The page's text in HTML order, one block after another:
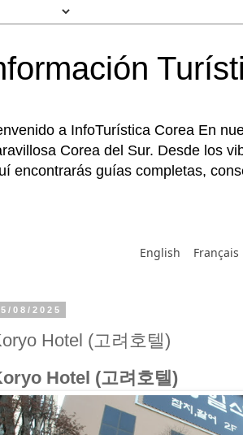
a InfoTurística Corea En
Corea del Sur. Desde los
encontrarás guías completas,
English
Français
08/2025
Hotel (고려호텔)
Hotel (고려호텔)